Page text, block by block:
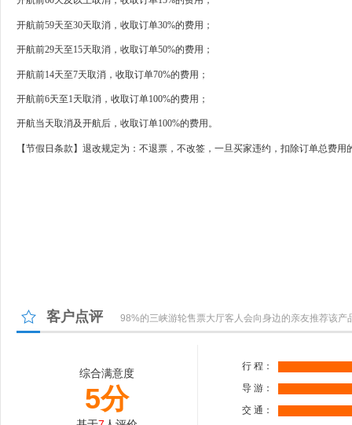
开航前59天至30天取消，收取订单30%的费用；
开航前29天至15天取消，收取订单50%的费用；
开航前14天至7天取消，收取订单70%的费用；
开航前6天至1天取消，收取订单100%的费用；
开航当天取消及开航后，收取订单100%的费用。
【节假日条款】退改规定为：不退票，不改签，一旦买家违约，扣除订单总费用
客户点评 98%的三峡游轮售票大厅客人会向身边的亲友推荐该产